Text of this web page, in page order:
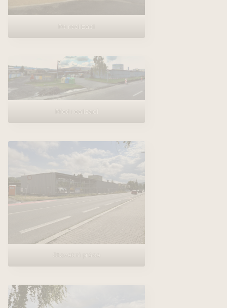
Po realizaci
Před realizací
Stavební práce